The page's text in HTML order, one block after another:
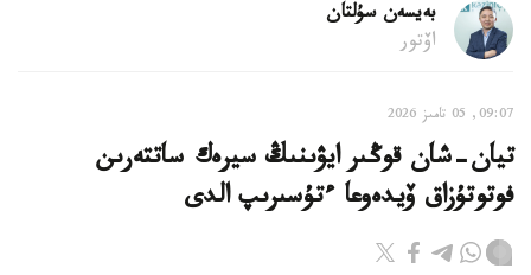
بەيسەن سۇلتان
اۆتور
09:07, 05 تامىز 2026
تيان-شان قوڭىر ايۋىنىڭ سيرەك ساتتەرىن
فوتوتۇزاق ۆيدەوعا ءتۇسىرىپ الدى